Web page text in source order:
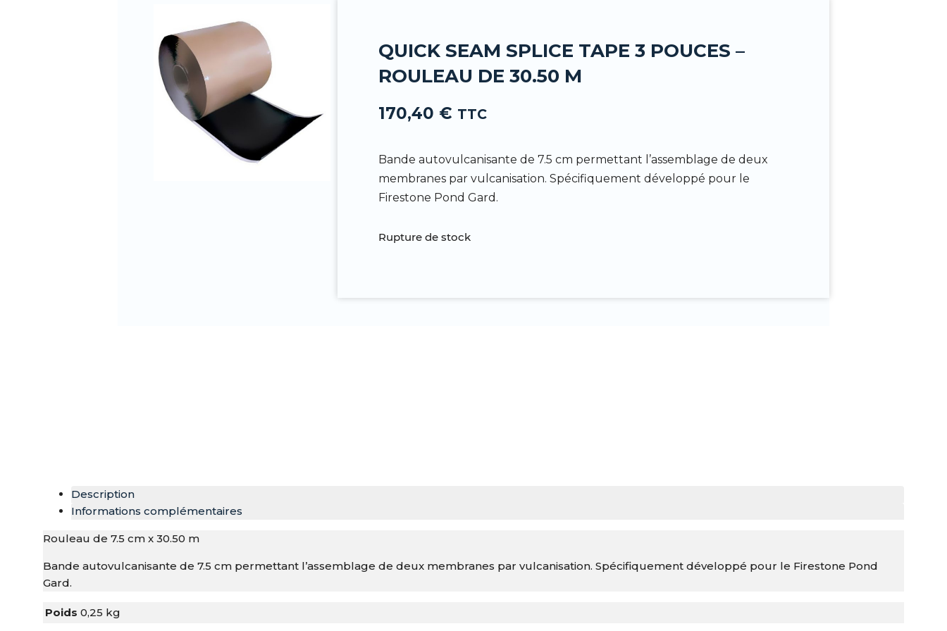
f
QUICK SEAM SPLICE TAPE 3 POUCES –
ROULEAU DE 30.50 M
170,40 € TTC
Bande autovulcanisante de 7.5 cm permettant l’assemblage de deux
membranes par vulcanisation. Spécifiquement développé pour le
Firestone Pond Gard.
Rupture de stock
Description
Informations complémentaires
Rouleau de 7.5 cm x 30.50 m
Bande autovulcanisante de 7.5 cm permettant l’assemblage de deux membranes par vulcanisation. Spécifiquement développé pour le Firestone Pond
Gard.
Poids 0,25 kg